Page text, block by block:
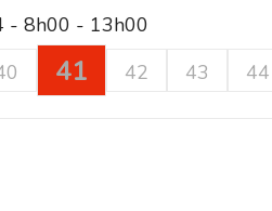
- 8h00 - 13h00
41 42 43 44